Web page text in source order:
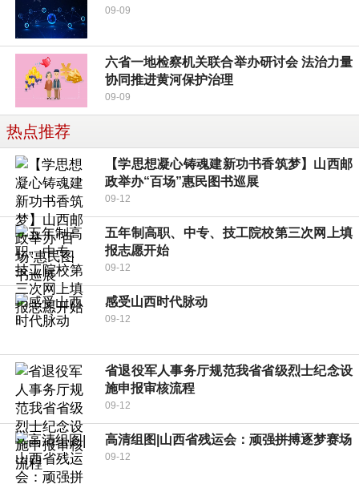
09-09
六省一地检察机关联合举办研讨会 法治力量
协同推进黄河保护治理
09-09
热点推荐
【学思想凝心铸魂建新功书香筑梦】山西邮
政举办“百场”惠民图书巡展
09-12
五年制高职、中专、技工院校第三次网上填
报志愿开始
09-12
感受山西时代脉动
09-12
省退役军人事务厅规范我省省级烈士纪念设
施申报审核流程
09-12
高清组图|山西省残运会：顽强拼搏逐梦赛场
09-12